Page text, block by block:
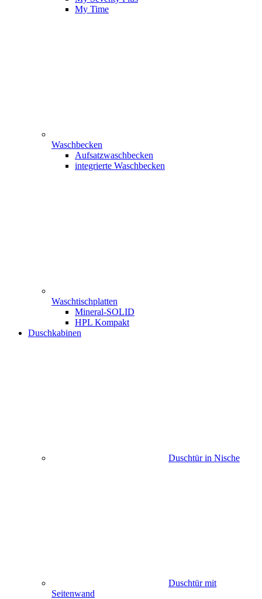
My Time
Waschbecken
Aufsatzwaschbecken
integrierte Waschbecken
Waschtischplatten
Mineral-SOLID
HPL Kompakt
Duschkabinen
Duschtür in Nische
Duschtür mit
Seitenwand